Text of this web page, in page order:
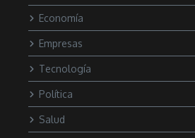
Economía
Empresas
Tecnología
Política
Salud